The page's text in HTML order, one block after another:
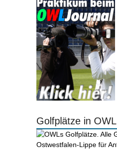
Golfplätze in OWL